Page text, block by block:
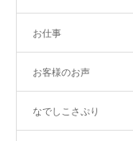
お仕事
お客様のお声
なでしこさぷり